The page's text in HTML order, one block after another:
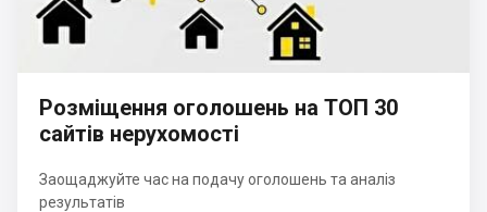
Розміщення оголошень на ТОП 30
сайтів нерухомості
Заощаджуйте час на подачу оголошень та аналіз
результатів